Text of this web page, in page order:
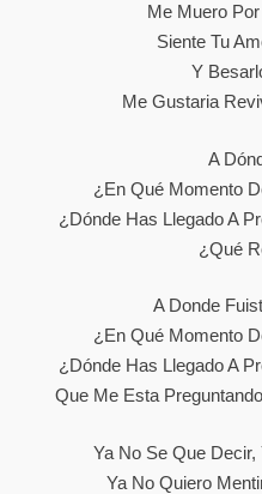
Me Muero
Siente Tu
Y
Me Gustaria
A
¿En Qué Momento
¿Dónde Has Llegado A
¿Qué
A Donde
¿En Qué Momento
¿Dónde Has Llegado A
Que Me Esta
Ya No Se Que
Ya No Quiero